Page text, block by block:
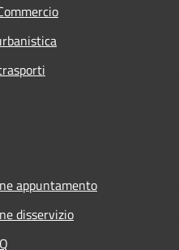
appuntamento
disservizio